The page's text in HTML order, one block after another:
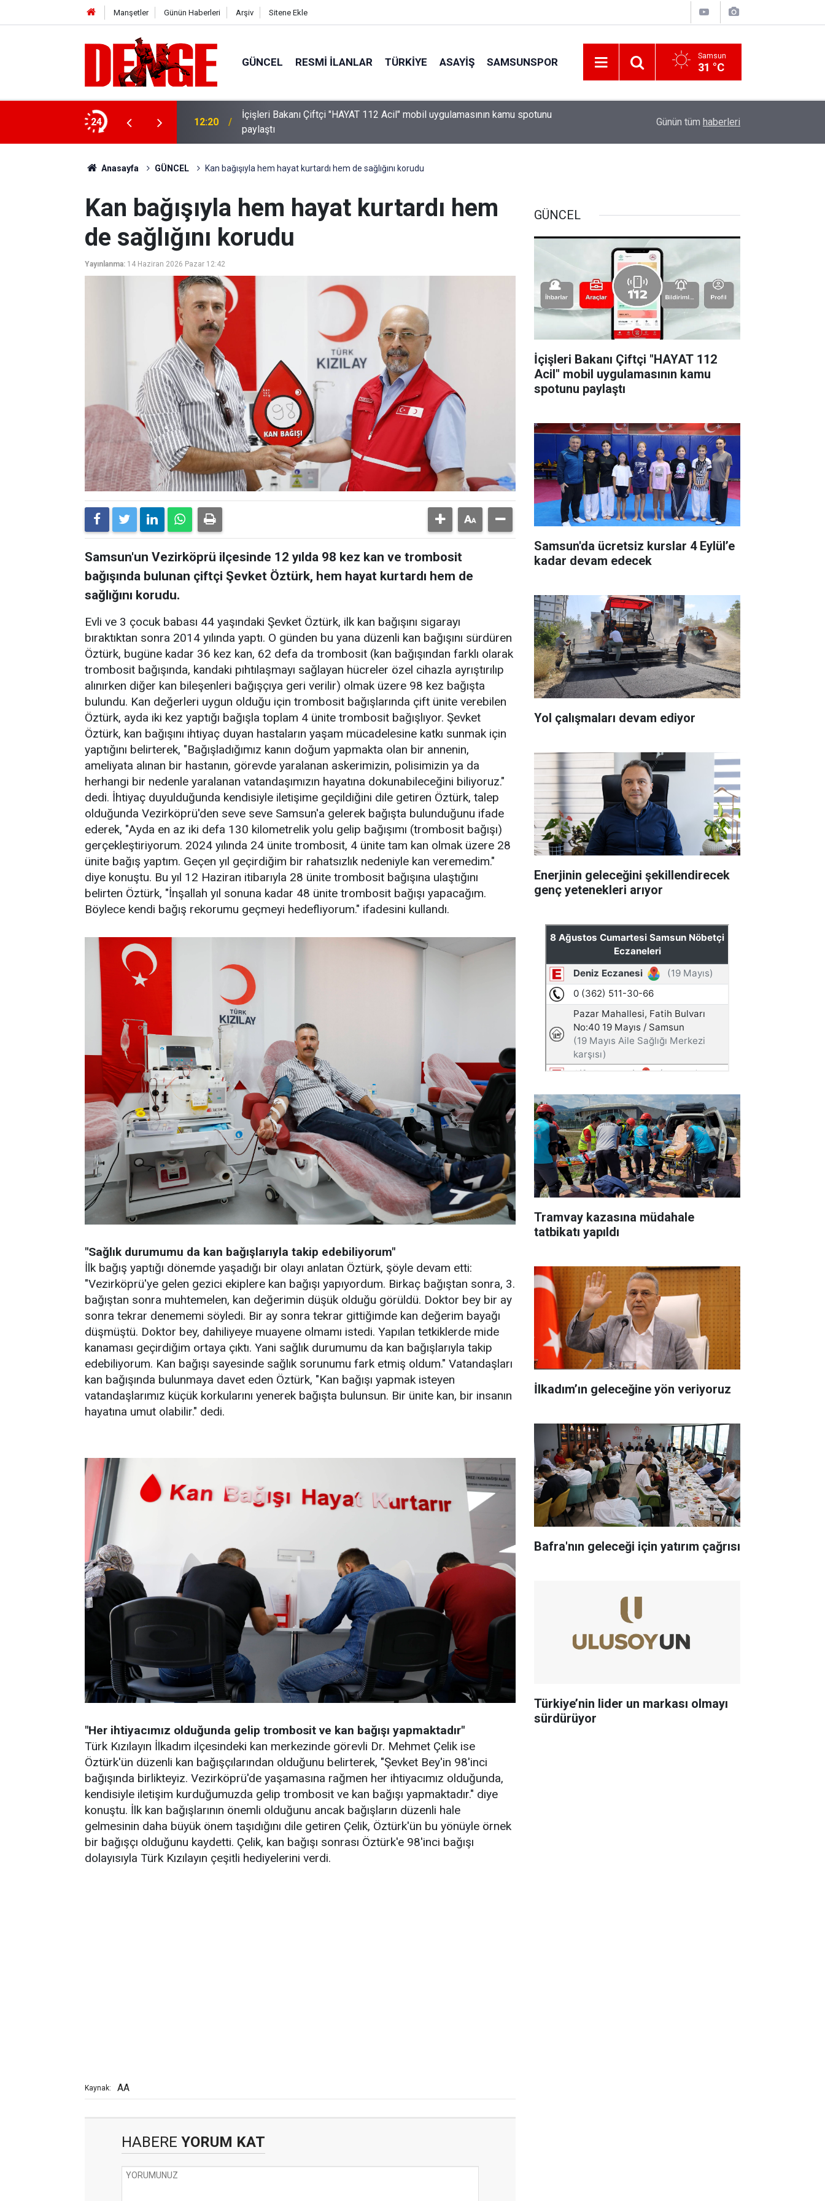
Manşetler Günün Haberleri Arşiv Sitene Ekle
GÜNCEL RESMI İLANLAR TÜRKİYE ASAYİŞ SAMSUNSPOR Samsun
31 °C
24 12:20
İçişleri Bakanı Çiftçi "HAYAT 112 Acil" mobil uygulamasının kamu spotunu
paylaştı
Teklif reddedildi
Günün tüm haberleri
Anasayfa GÜNCEL Kan bağışıyla hem hayat kurtardı hem de sağlığını korudu
Kan bağışıyla hem hayat kurtardı hem
de sağlığını korudu
Yayınlanma: 14 Haziran 2026 Pazar 12:42
Samsun'un Vezirköprü ilçesinde 12 yılda 98 kez kan ve trombosit
bağışında bulunan çiftçi Şevket Öztürk, hem hayat kurtardı hem de
sağlığını korudu.
Evli ve 3 çocuk babası 44 yaşındaki Şevket Öztürk, ilk kan bağışını sigarayı
bıraktıktan sonra 2014 yılında yaptı. O günden bu yana düzenli kan bağışını sürdüren
Öztürk, bugüne kadar 36 kez kan, 62 defa da trombosit (kan bağışından farklı olarak
trombosit bağışında, kandaki pıhtılaşmayı sağlayan hücreler özel cihazla ayrıştırılıp
alınırken diğer kan bileşenleri bağışçıya geri verilir) olmak üzere 98 kez bağışta
bulundu. Kan değerleri uygun olduğu için trombosit bağışlarında çift ünite verebilen
Öztürk, ayda iki kez yaptığı bağışla toplam 4 ünite trombosit bağışlıyor. Şevket
Öztürk, kan bağışını ihtiyaç duyan hastaların yaşam mücadelesine katkı sunmak için
yaptığını belirterek, "Bağışladığımız kanın doğum yapmakta olan bir annenin,
ameliyata alınan bir hastanın, görevde yaralanan askerimizin, polisimizin ya da
herhangi bir nedenle yaralanan vatandaşımızın hayatına dokunabileceğini biliyoruz."
dedi. İhtiyaç duyulduğunda kendisiyle iletişime geçildiğini dile getiren Öztürk, talep
olduğunda Vezirköprü'den seve seve Samsun'a gelerek bağışta bulunduğunu ifade
ederek, "Ayda en az iki defa 130 kilometrelik yolu gelip bağışımı (trombosit bağışı)
gerçekleştiriyorum. 2024 yılında 24 ünite trombosit, 4 ünite tam kan olmak üzere 28
ünite bağış yaptım. Geçen yıl geçirdiğim bir rahatsızlık nedeniyle kan veremedim."
diye konuştu. Bu yıl 12 Haziran itibarıyla 28 ünite trombosit bağışına ulaştığını
belirten Öztürk, "İnşallah yıl sonuna kadar 48 ünite trombosit bağışı yapacağım.
Böylece kendi bağış rekorumu geçmeyi hedefliyorum." ifadesini kullandı.
"Sağlık durumumu da kan bağışlarıyla takip edebiliyorum"
İlk bağış yaptığı dönemde yaşadığı bir olayı anlatan Öztürk, şöyle devam etti:
"Vezirköprü'ye gelen gezici ekiplere kan bağışı yapıyordum. Birkaç bağıştan sonra, 3.
bağıştan sonra muhtemelen, kan değerimin düşük olduğu görüldü. Doktor bey bir ay
sonra tekrar denememi söyledi. Bir ay sonra tekrar gittiğimde kan değerim bayağı
düşmüştü. Doktor bey, dahiliyeye muayene olmamı istedi. Yapılan tetkiklerde mide
kanaması geçirdiğim ortaya çıktı. Yani sağlık durumumu da kan bağışlarıyla takip
edebiliyorum. Kan bağışı sayesinde sağlık sorunumu fark etmiş oldum." Vatandaşları
kan bağışında bulunmaya davet eden Öztürk, "Kan bağışı yapmak isteyen
vatandaşlarımız küçük korkularını yenerek bağışta bulunsun. Bir ünite kan, bir insanın
hayatına umut olabilir." dedi.
"Her ihtiyacımız olduğunda gelip trombosit ve kan bağışı yapmaktadır"
Türk Kızılayın İlkadım ilçesindeki kan merkezinde görevli Dr. Mehmet Çelik ise
Öztürk'ün düzenli kan bağışçılarından olduğunu belirterek, "Şevket Bey'in 98'inci
bağışında birlikteyiz. Vezirköprü'de yaşamasına rağmen her ihtiyacımız olduğunda,
kendisiyle iletişim kurduğumuzda gelip trombosit ve kan bağışı yapmaktadır." diye
konuştu. İlk kan bağışlarının önemli olduğunu ancak bağışların düzenli hale
gelmesinin daha büyük önem taşıdığını dile getiren Çelik, Öztürk'ün bu yönüyle örnek
bir bağışçı olduğunu kaydetti. Çelik, kan bağışı sonrası Öztürk'e 98'inci bağışı
dolayısıyla Türk Kızılayın çeşitli hediyelerini verdi.
Kaynak: AA
HABERE YORUM KAT
GÜNCEL
İçişleri Bakanı Çiftçi "HAYAT 112
Acil" mobil uygulamasının kamu
spotunu paylaştı
Samsun'da ücretsiz kurslar 4 Eylül’e
kadar devam edecek
Yol çalışmaları devam ediyor
Enerjinin geleceğini şekillendirecek
genç yetenekleri arıyor
Tramvay kazasına müdahale
tatbikatı yapıldı
İlkadım’ın geleceğine yön veriyoruz
Bafra'nın geleceği için yatırım çağrısı
Türkiye’nin lider un markası olmayı
sürdürüyor